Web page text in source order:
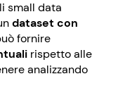
small data
dataset con
fornire
rispetto alle
analizzando